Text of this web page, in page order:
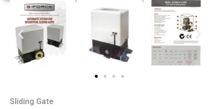
Sliding Gate